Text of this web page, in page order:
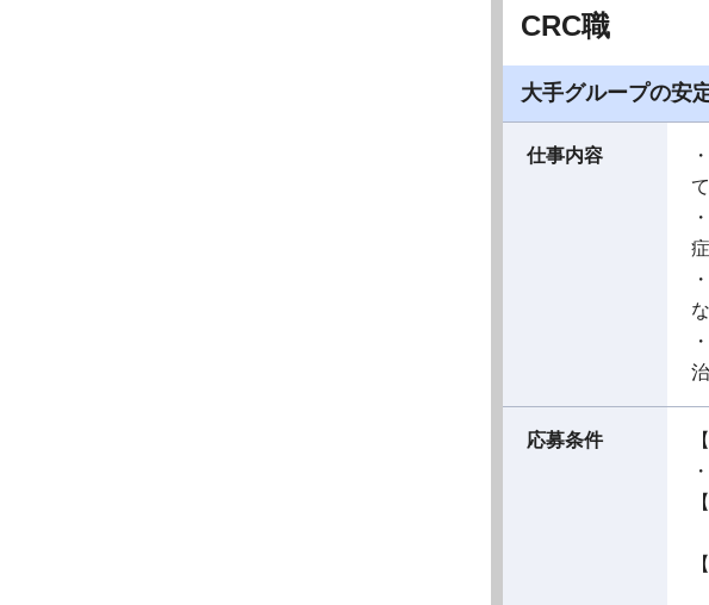
CRC職
大手グループの安
仕事内容
応募条件